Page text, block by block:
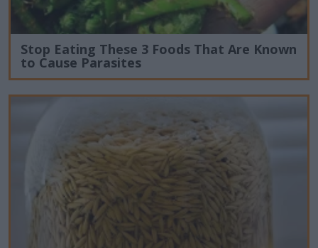
Stop Eating These 3 Foods That Are Known
to Cause Parasites